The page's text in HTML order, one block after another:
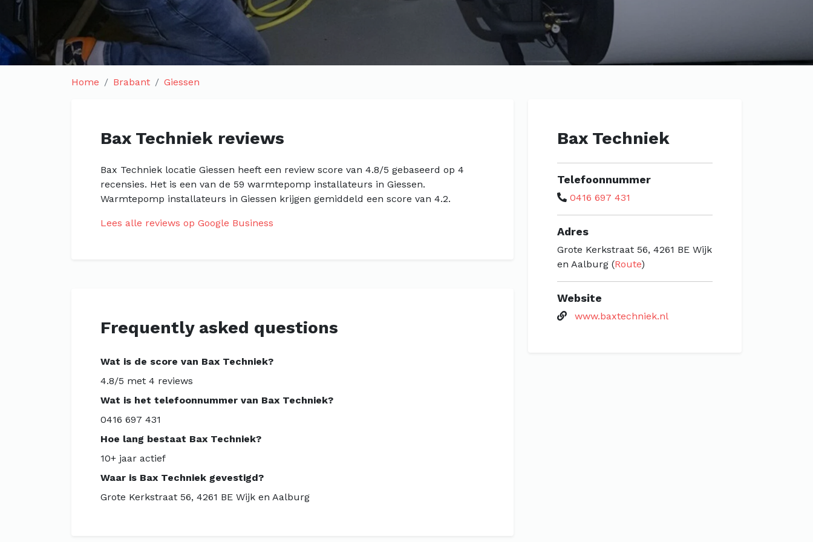
Home Brabant Giessen
Bax Techniek reviews
Bax Techniek locatie Giessen heeft een review score van 4.8/5 gebaseerd op 4
recensies. Het is een van de 59 warmtepomp installateurs in Giessen.
Warmtepomp installateurs in Giessen krijgen gemiddeld een score van 4.2.
Lees alle reviews op Google Business
Frequently asked questions
Wat is de score van Bax Techniek?
4.8/5 met 4 reviews
Wat is het telefoonnummer van Bax Techniek?
0416 697 431
Hoe lang bestaat Bax Techniek?
10+ jaar actief
Waar is Bax Techniek gevestigd?
Grote Kerkstraat 56, 4261 BE Wijk en Aalburg
Bax Techniek
Telefoonnummer
0416 697 431
Adres
Grote Kerkstraat 56, 4261 BE Wijk
en Aalburg (Route)
Website
www.baxtechniek.nl